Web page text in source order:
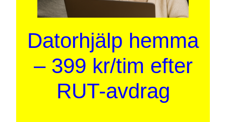
Datorhjälp hemma
– 399 kr/tim efter
RUT-avdrag